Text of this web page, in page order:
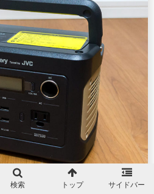
検索 トップ サイドバー